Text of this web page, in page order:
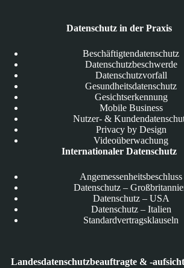
Datenschutz in der Praxis
Beschäftigtendatenschutz
Datenschutzbeschwerde
Datenschutzvorfall
Gesundheitsdatenschutz
Gesichtserkennung
Mobile Business
Nutzer- &
Privacy by Design
Videoüberwachung
Internationaler Datenschutz
Angemessenheitsbeschluss
Datenschutz –
Datenschutz – USA
Datenschutz – Italien
Standardvertragsklauseln
Landesdatenschutzbeauftragte & -